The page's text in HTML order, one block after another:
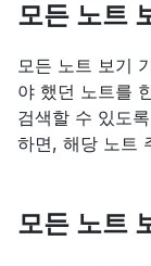
모든 노트
모든 노트 보기
야 했던 노트를
검색할 수 있도
하면, 해당 노트
모든 노트